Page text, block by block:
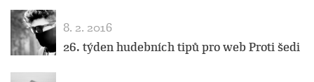
8. 2. 2016
26. týden hudebních tipů pro web Proti šedi